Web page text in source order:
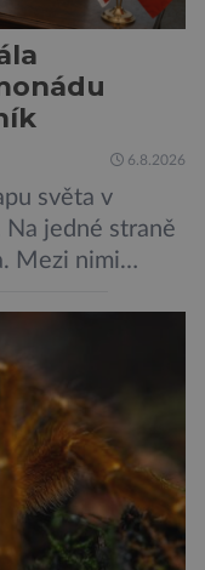
6.8.2026
světa v
jedné straně
Mezi nimi
a miliony
A pak je tu
společnosti
1989 stává
[…]